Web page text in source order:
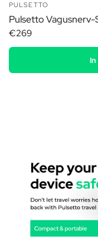
PULSETTO
Pulsetto
€269
In